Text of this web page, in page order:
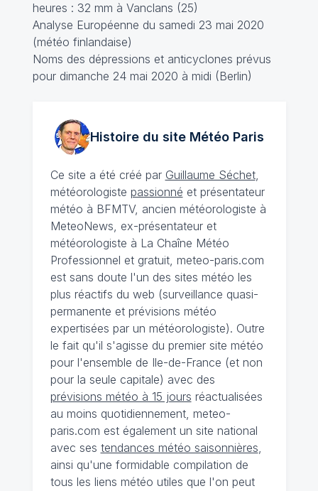
heures : 32 mm à Vanclans (25)
Analyse Européenne du samedi 23 mai 2020
(météo finlandaise)
Noms des dépressions et anticyclones prévus
pour dimanche 24 mai 2020 à midi (Berlin)
Histoire du site MétéoParis
Ce site a été créé par Guillaume Séchet,
météorologiste passionné et présentateur
météo à BFMTV, ancien météorologiste à
MeteoNews, ex-présentateur et
météorologiste à La Chaîne Météo
Professionnel et gratuit, meteo-paris.com
est sans doute l'un des sites météo les
plus réactifs du web (surveillance quasi-
permanente et prévisions météo
expertisées par un météorologiste). Outre
le fait qu'il s'agisse du premier site météo
pour l'ensemble de Ile-de-France (et non
pour la seule capitale) avec des
prévisions météo à 15 jours réactualisées
au moins quotidiennement, meteo-
paris.com est également un site national
avec ses tendances météo saisonnières,
ainsi qu'une formidable compilation de
tous les liens météo utiles que l'on peut